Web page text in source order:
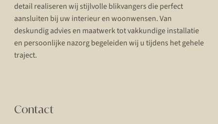
detail realiseren wij stijlvolle blikvangers die perfect
aansluiten bij uw interieur en woonwensen. Van
deskundig advies en maatwerk tot vakkundige installatie
en persoonlijke nazorg begeleiden wij u tijdens het gehele
traject.
Contact